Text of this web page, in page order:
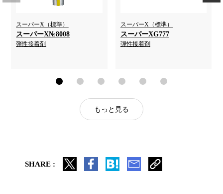
スーパーX（標準）
スーパーX№8008
弾性接着剤
スーパーX（標準）
スーパーXG777
弾性接着剤
もっと見る
SHARE :